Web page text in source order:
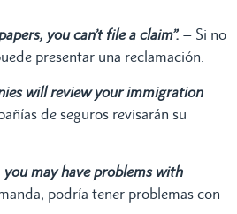
you can’t file a claim”. – Si no
presentar una reclamación.
will review your immigration
de seguros revisarán su
you may have problems with
podría tener problemas con